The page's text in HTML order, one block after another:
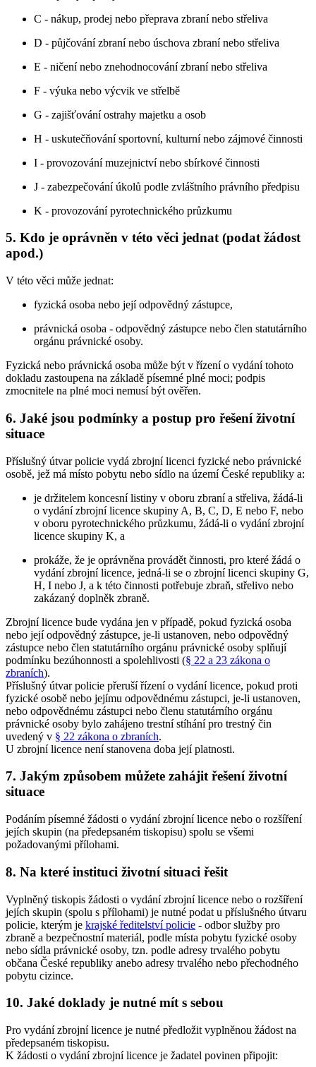
C - nákup, prodej nebo přeprava zbraní nebo střeliva
D - půjčování zbraní nebo úschova zbraní nebo střeliva
E - ničení nebo znehodnocování zbraní nebo střeliva
F - výuka nebo výcvik ve střelbě
G - zajišťování ostrahy majetku a osob
H - uskutečňování sportovní, kulturní nebo zájmové činnosti
I - provozování muzejnictví nebo sbírkové činnosti
J - zabezpečování úkolů podle zvláštního právního předpisu
K - provozování pyrotechnického průzkumu
5. Kdo je oprávněn v této věci jednat (podat žádost
apod.)
V této věci může jednat:
fyzická osoba nebo její odpovědný zástupce,
právnická osoba - odpovědný zástupce nebo člen statutárního
orgánu právnické osoby.
Fyzická nebo právnická osoba může být v řízení o vydání tohoto
dokladu zastoupena na základě písemné plné moci; podpis
zmocnitele na plné moci nemusí být ověřen.
6. Jaké jsou podmínky a postup pro řešení životní
situace
Příslušný útvar policie vydá zbrojní licenci fyzické nebo právnické
osobě, jež má místo pobytu nebo sídlo na území České republiky a:
je držitelem koncesní listiny v oboru zbraní a střeliva, žádá-li
o vydání zbrojní licence skupiny A, B, C, D, E nebo F, nebo
v oboru pyrotechnického průzkumu, žádá-li o vydání zbrojní
licence skupiny K, a
prokáže, že je oprávněna provádět činnosti, pro které žádá o
vydání zbrojní licence, jedná-li se o zbrojní licenci skupiny G,
H, I nebo J, a k této činnosti potřebuje zbraň, střelivo nebo
zakázaný doplněk zbraně.
Zbrojní licence bude vydána jen v případě, pokud fyzická osoba
nebo její odpovědný zástupce, je-li ustanoven, nebo odpovědný
zástupce nebo člen statutárního orgánu právnické osoby splňují
podmínku bezúhonnosti a spolehlivosti (§ 22 a 23 zákona o
zbraních).
Příslušný útvar policie přeruší řízení o vydání licence, pokud proti
fyzické osobě nebo jejímu odpovědnému zástupci, je-li ustanoven,
nebo odpovědnému zástupci nebo členu statutárního orgánu
právnické osoby bylo zahájeno trestní stíhání pro trestný čin
uvedený v § 22 zákona o zbraních.
U zbrojní licence není stanovena doba její platnosti.
7. Jakým způsobem můžete zahájit řešení životní
situace
Podáním písemné žádosti o vydání zbrojní licence nebo o rozšíření
jejích skupin (na předepsaném tiskopisu) spolu se všemi
požadovanými přílohami.
8. Na které instituci životní situaci řešit
Vyplněný tiskopis žádosti o vydání zbrojní licence nebo o rozšíření
jejích skupin (spolu s přílohami) je nutné podat u příslušného útvaru
policie, kterým je krajské ředitelství policie - odbor služby pro
zbraně a bezpečnostní materiál, podle místa pobytu fyzické osoby
nebo sídla právnické osoby, tzn. podle adresy trvalého pobytu
občana České republiky anebo adresy trvalého nebo přechodného
pobytu cizince.
10. Jaké doklady je nutné mít s sebou
Pro vydání zbrojní licence je nutné předložit vyplněnou žádost na
předepsaném tiskopisu.
K žádosti o vydání zbrojní licence je žadatel povinen připojit: